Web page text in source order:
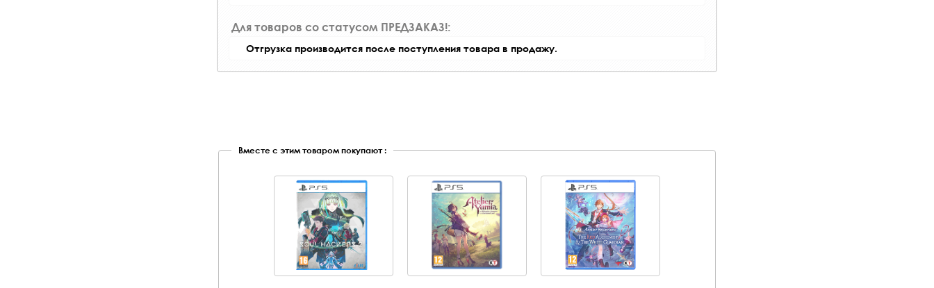
Для товаров со статусом ПРЕДЗАКАЗ!:
Отгрузка производится после поступления товара в продажу.
Вместе с этим товаром покупают :